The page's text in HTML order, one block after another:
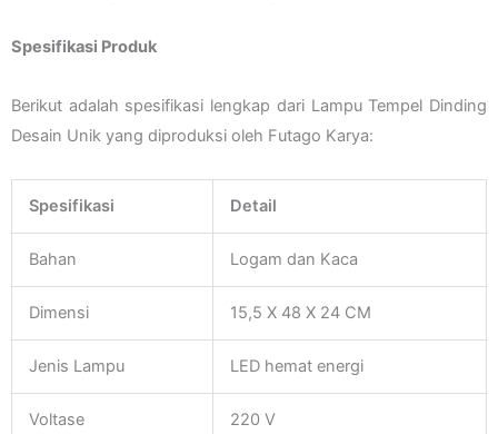
Spesifikasi Produk
Berikut adalah spesifikasi lengkap dari Lampu Tempel Dinding
Desain Unik yang diproduksi oleh Futago Karya:
Spesifikasi Detail
Bahan Logam dan Kaca
Dimensi 15,5 X 48 X 24 CM
Jenis Lampu LED hemat energi
Voltase 220 V